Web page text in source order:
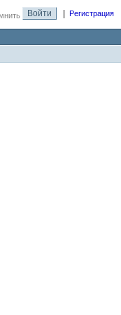
Регистрация